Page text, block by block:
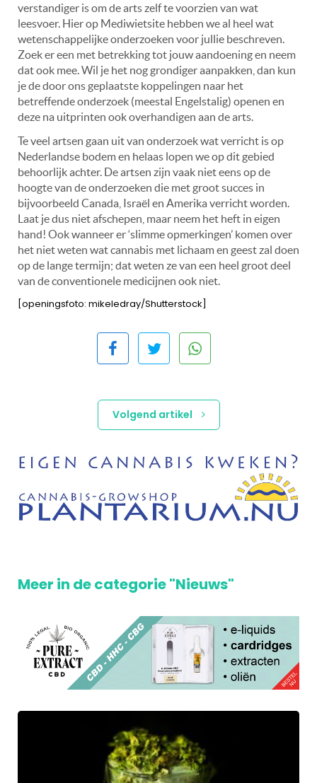
verstandiger is om de arts zelf te voorzien van wat
leesvoer. Hier op Mediwietsite hebben we al heel wat
wetenschappelijke onderzoeken voor jullie beschreven.
Zoek er een met betrekking tot jouw aandoening en neem
dat ook mee. Wil je het nog grondiger aanpakken, dan kun
je de door ons geplaatste koppelingen naar het
betreffende onderzoek (meestal Engelstalig) openen en
deze na uitprinten ook overhandigen aan de arts.
Te veel artsen gaan uit van onderzoek wat verricht is op
Nederlandse bodem en helaas lopen we op dit gebied
behoorlijk achter. De artsen zijn vaak niet eens op de
hoogte van de onderzoeken die met groot succes in
bijvoorbeeld Canada, Israël en Amerika verricht worden.
Laat je dus niet afschepen, maar neem het heft in eigen
hand! Ook wanneer er ‘slimme opmerkingen’ komen over
het niet weten wat cannabis met lichaam en geest zal doen
op de lange termijn; dat weten ze van een heel groot deel
van de conventionele medicijnen ook niet.
[openingsfoto: mikeledray/Shutterstock]
Volgend artikel
Meer in de categorie "Nieuws"